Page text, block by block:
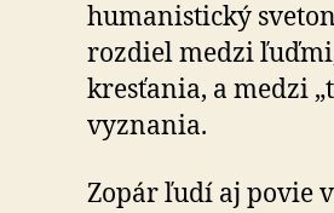
humanistický
rozdiel medzi
kresťania, a medzi
vyznania.
Zopár ľudí aj povie